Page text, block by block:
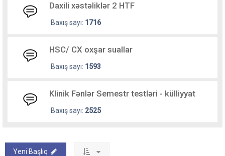
Daxili xəstəliklər 2 HTF
Baxış sayı: 1716
HSC/ CX oxşar suallar
Baxış sayı: 1593
Klinik Fənlər Semestr testləri - külliyyat
Baxış sayı: 2525
Yeni Başlıq